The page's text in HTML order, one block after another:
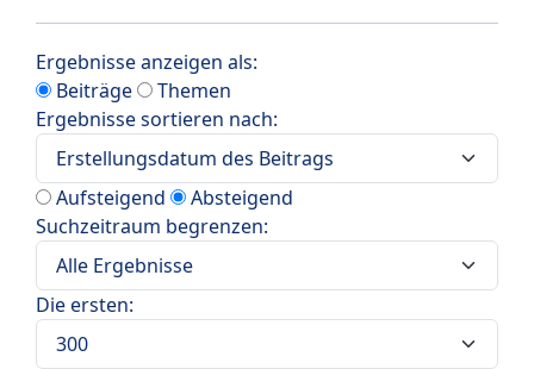
Ergebnisse anzeigen als:
Beiträge
Themen
Ergebnisse sortieren nach:
Aufsteigend
Absteigend
Suchzeitraum begrenzen:
Die ersten: